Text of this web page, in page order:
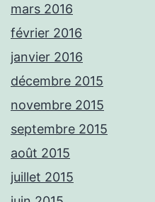
mars 2016
février 2016
janvier 2016
décembre 2015
novembre 2015
septembre 2015
août 2015
juillet 2015